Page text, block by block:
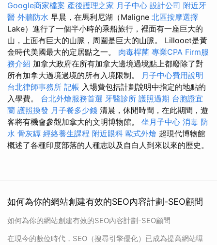
Google商家檔案 產後護理之家 月子中心 設計公司 附近牙
醫 外牆防水 早晨，在馬利尼湖（Maligne 北區按摩選擇
Lake）進行了一個半小時的乘船旅行，裡面有一座巨大的
山，上面有巨大的山脈，周圍是巨大的山脈。 Lillooet是黃
金時代美國最大的定居點之一。 肉毒桿菌 專業CPA Firm服
務介紹 加拿大政府在所有加拿大邊境過境點上都廢除了對
所有加拿大過境過境的所有入境限制。 月子中心費用說明
台北律師事務所 記帳 入場費包括計劃說明中指定的地點的
入學費。 台北外燴服務首選 牙醫診所 護照過期 台胞證宜
蘭 護照換發 月子餐多少錢 清晨，休閒時間，在此期間，遊
客將有機會參觀加拿大的文明博物館。 坐月子中心 消毒 防
水 骨灰罈 經絡養生課程 附近眼科 歐式外燴 超現代博物館
概述了各種印度部落的人種志以及自白人到來以來的歷史。
如何為你的網站創建有效的SEO內容計劃-SEO顧問
如何為你的網站創建有效的SEO內容計劃-SEO顧問
在現今的數位時代，SEO（搜尋引擎優化）已成為提高網站曝